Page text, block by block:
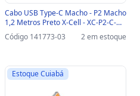
Cabo USB Type-C Macho - P2 Macho
1,2 Metros Preto X-Cell - XC-P2-C-
SINOP-03 - XC-P2-C
Código 141773-03 2 em estoque
Estoque Cuiabá